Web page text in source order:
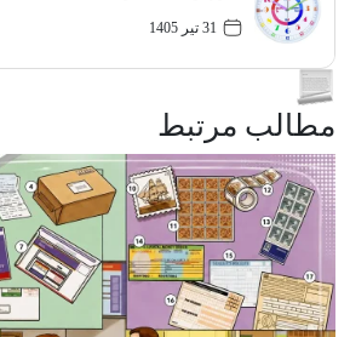
31 تیر 1405
مطالب مرتبط